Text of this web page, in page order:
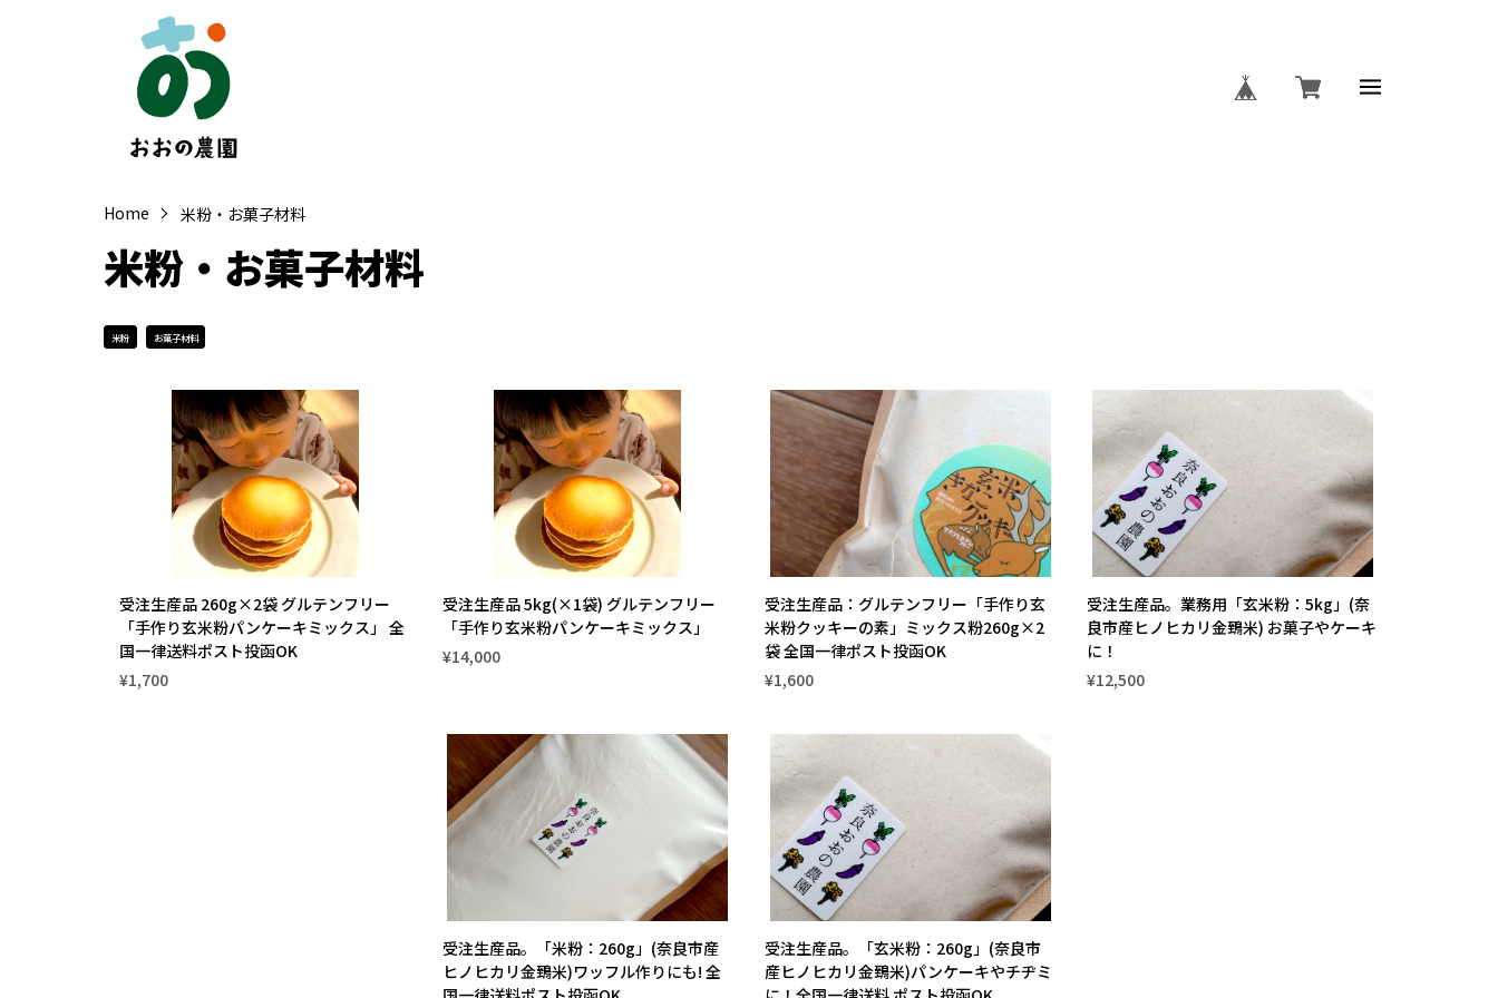
Home 米粉・お菓子材料
米粉・お菓子材料
米粉 お菓子材料
受注生産品 260g×2袋 グルテンフリー
「手作り玄米粉パンケーキミックス」 全
国一律送料ポスト投函OK
¥1,700
受注生産品 5kg(×1袋) グルテンフリー
「手作り玄米粉パンケーキミックス」
¥14,000
受注生産品：グルテンフリー「手作り玄
米粉クッキーの素」ミックス粉260g×2
袋 全国一律ポスト投函OK
¥1,600
受注生産品。業務用「玄米粉：5kg」(奈
良市産ヒノヒカリ金鵄米) お菓子やケーキ
に！
¥12,500
受注生産品。「米粉：260g」(奈良市産
ヒノヒカリ金鵄米)ワッフル作りにも! 全
受注生産品。「玄米粉：260g」(奈良市
産ヒノヒカリ金鵄米)パンケーキやチヂミ